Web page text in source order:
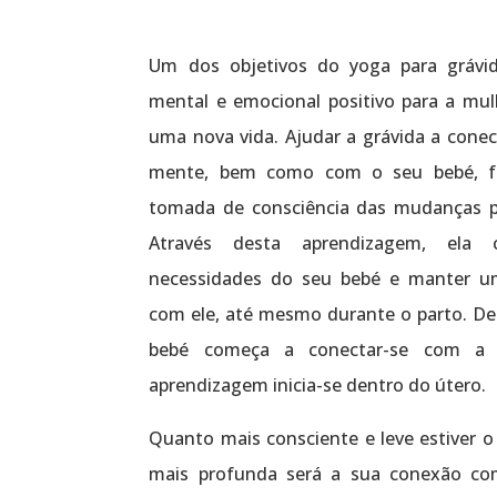
Um dos objetivos do yoga para
mental e emocional positivo para a
uma nova vida. Ajudar a grávida a
mente, bem como com o seu bebé,
tomada de consciência das mudanças
Através desta aprendizagem, ela
necessidades do seu bebé e manter
com ele, até mesmo durante o parto.
bebé começa a conectar-se com
aprendizagem inicia-se dentro do útero.
Quanto mais consciente e leve estiver
mais profunda será a sua conexão